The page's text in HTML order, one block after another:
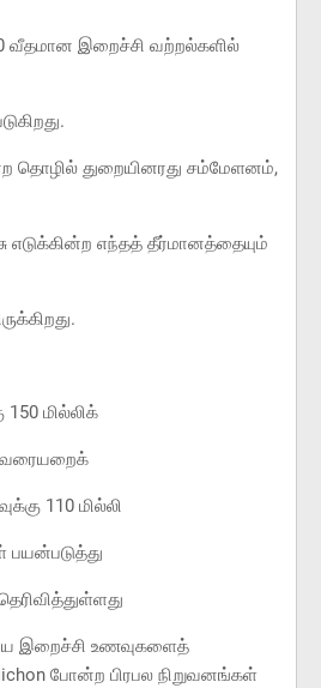
வீதமான இறைச்சி வற்றல்களில்
தொழில் துறையினரது சம்மேளனம்,
எடுக்கின்ற எந்தத் தீர்மானத்தையும்
மில்லிக்
வரையறைக்
110 மில்லி
பயன்படுத்து
இறைச்சி உணவுகளைத்
போன்ற பிரபல நிறுவனங்கள்